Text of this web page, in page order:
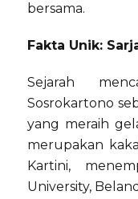
bersama.
Fakta Unik:
Sejarah
Sosrokartono
yang meraih
merupakan
Kartini,
University,